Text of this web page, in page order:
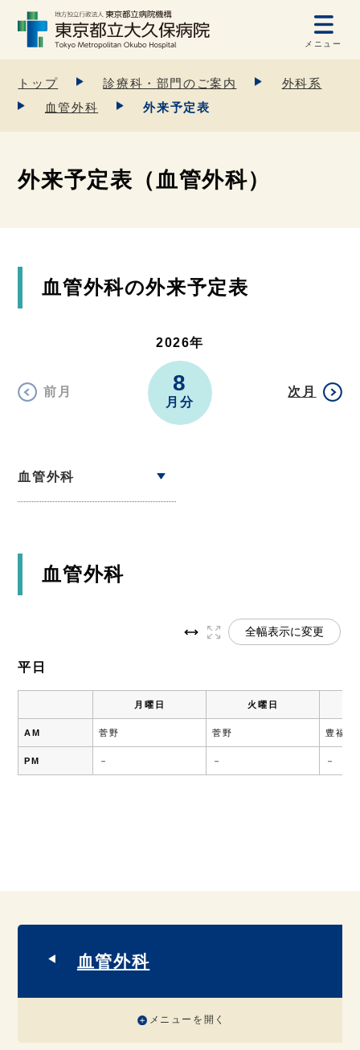
メニュー
トップ 診療科・部門のご案内
外科系
血管外科
外来予定表
外来予定表（血管外科）
血管外科の外来予定表
2026年
8
月分
前月 次月
血管外科
血管外科
全幅表示に変更
平日
月曜日 火曜日
AM 菅野 菅野 豊福
PM － － －
血管外科
メニューを開く